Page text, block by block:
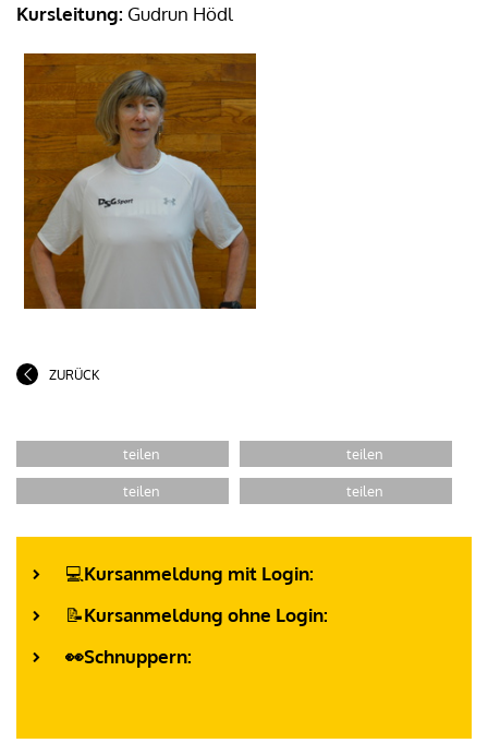
Kursleitung: Gudrun Hödl
ZURÜCK
💻Kursanmeldung mit Login:
📝Kursanmeldung ohne Login:
👀Schnuppern: